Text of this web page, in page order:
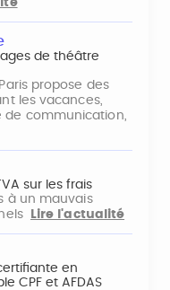
de théâtre
propose des
les vacances,
de communication,
sur les frais
à un mauvais
Lire l'actualité
en
CPF et AFDAS